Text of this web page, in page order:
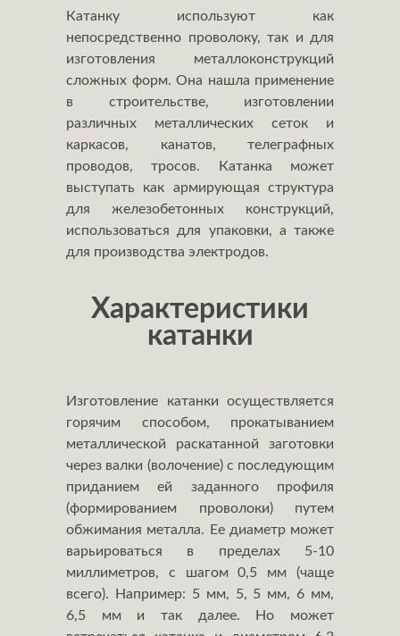
Катанку используют как
непосредственно проволоку, так и для
изготовления металлоконструкций
сложных форм. Она нашла применение
в строительстве, изготовлении
различных металлических сеток и
каркасов, канатов, телеграфных
проводов, тросов. Катанка может
выступать как армирующая структура
для железобетонных конструкций,
использоваться для упаковки, а также
для производства электродов.
Характеристики
катанки
Изготовление катанки осуществляется
горячим способом, прокатыванием
металлической раскатанной заготовки
через валки (волочение) с последующим
приданием ей заданного профиля
(формированием проволоки) путем
обжимания металла. Ее диаметр может
варьироваться в пределах 5-10
миллиметров, с шагом 0,5 мм (чаще
всего). Например: 5 мм, 5, 5 мм, 6 мм,
6,5 мм и так далее. Но может